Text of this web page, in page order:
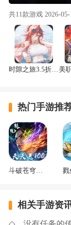
共11款游戏 2026-
时隙之旅3.5折晃置美少女版
热门手游推
斗破苍穹：三年之约3.5折免费版
相关手游资